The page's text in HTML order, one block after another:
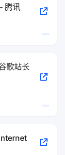
腾讯
歌站长